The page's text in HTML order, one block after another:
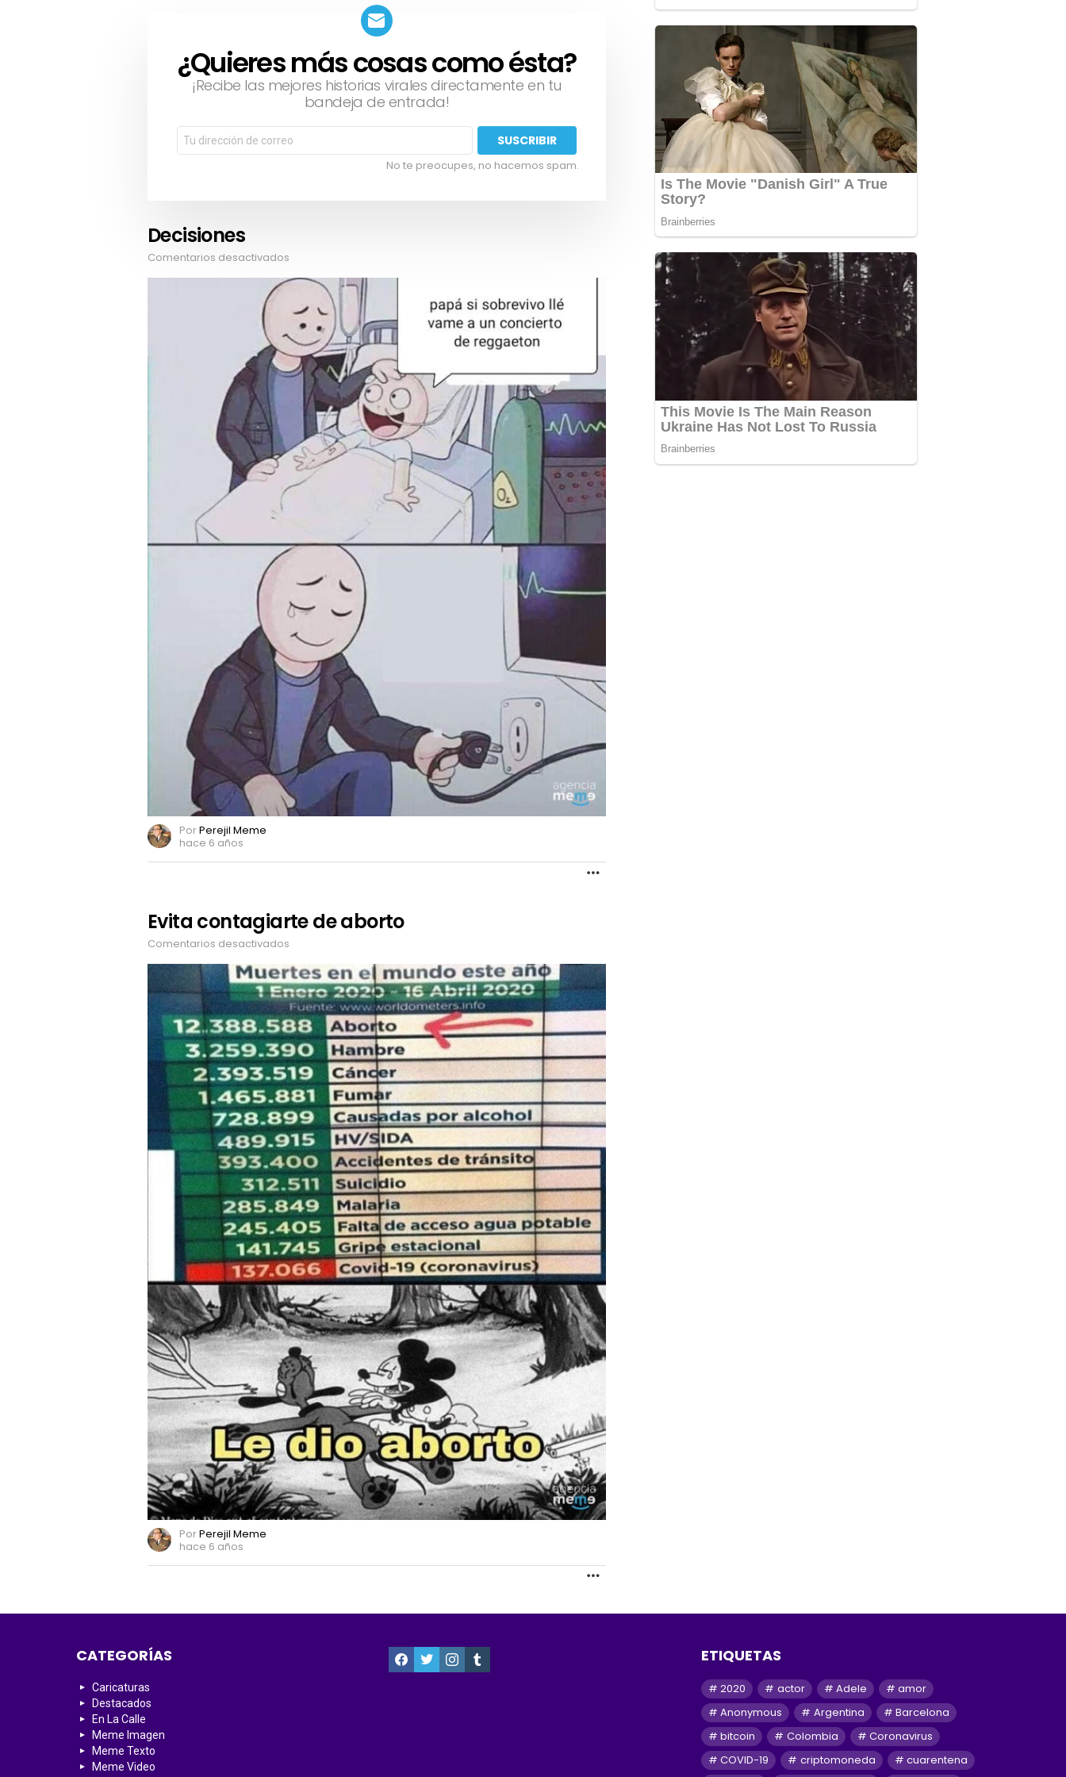
NEWSLETTER
¿Quieres más cosas como ésta?
¡Recibe las mejores historias virales directamente en tu
bandeja de entrada!
No te preocupes, no hacemos spam.
Decisiones
Comentarios desactivados
PorPerejil Meme
hace 6 años
Evita contagiarte de aborto
Comentarios desactivados
contagiarte
de
aborto
PorPerejil Meme
hace 6 años
CATEGORÍAS
Caricaturas
Destacados
En La Calle
Meme Imagen
Meme Texto
Meme Video
facebooktwitterinstagramtumblr ETIQUETAS
2020 actor Adele
amor
Anonymous
Argentina
Barcelona
bitcoin
Colombia
Coronavirus
COVID-19
criptomoneda
cuarentena